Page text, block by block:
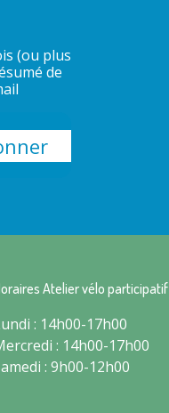
(ou plus
de
Atelier vélo participatif
: 14h00-17h00
: 14h00-17h00
: 9h00-12h00